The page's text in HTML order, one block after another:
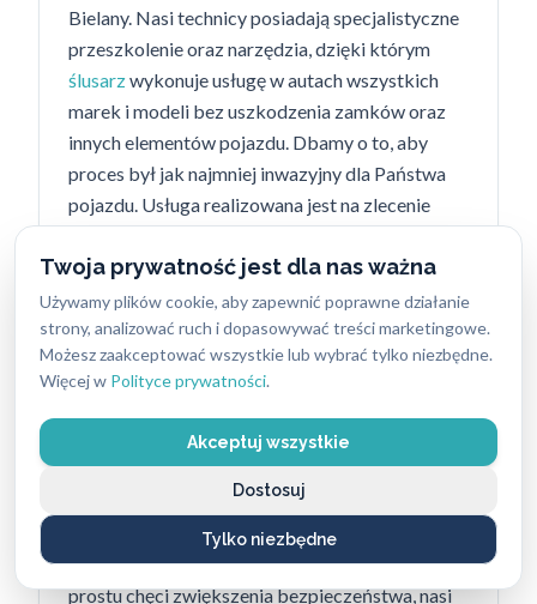
Twoja prywatność jest dla nas ważna
Używamy plików cookie, aby zapewnić poprawne działanie
strony, analizować ruch i dopasowywać treści marketingowe.
Możesz zaakceptować wszystkie lub wybrać tylko niezbędne.
Więcej w Polityce prywatności.
Akceptuj wszystkie
Tylko niezbędne
Dostosuj
Bielany. Nasi technicy posiadają specjalistyczne
przeszkolenie oraz narzędzia, dzięki którym
ślusarzwykonuje usługę w autach wszystkich
marek i modeli bez uszkodzenia zamków oraz
innych elementów pojazdu. Dbamy o to, aby
proces był jak najmniej inwazyjny dla Państwa
pojazdu. Usługa realizowana jest na zlecenie
użytkownika.
Montaż i wymiana zamków
bezpieczeństwo przede
wszystkim
W ABC Zabezpieczeń oferujemy kompleksowe
usługi w zakresie montażu i wymiany zamków.
Czy to po włamaniu, przeprowadzce, czy po
prostu chęci zwiększenia bezpieczeństwa, nasi